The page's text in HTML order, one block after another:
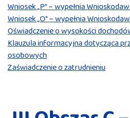
Wniosek „P” – wypełnia
Wniosek „O” – wypełnia
Oświadczenie o wysokości
Klauzula informacyjna dotycząca
osobowych
Zaświadczenie o zatrudnieniu